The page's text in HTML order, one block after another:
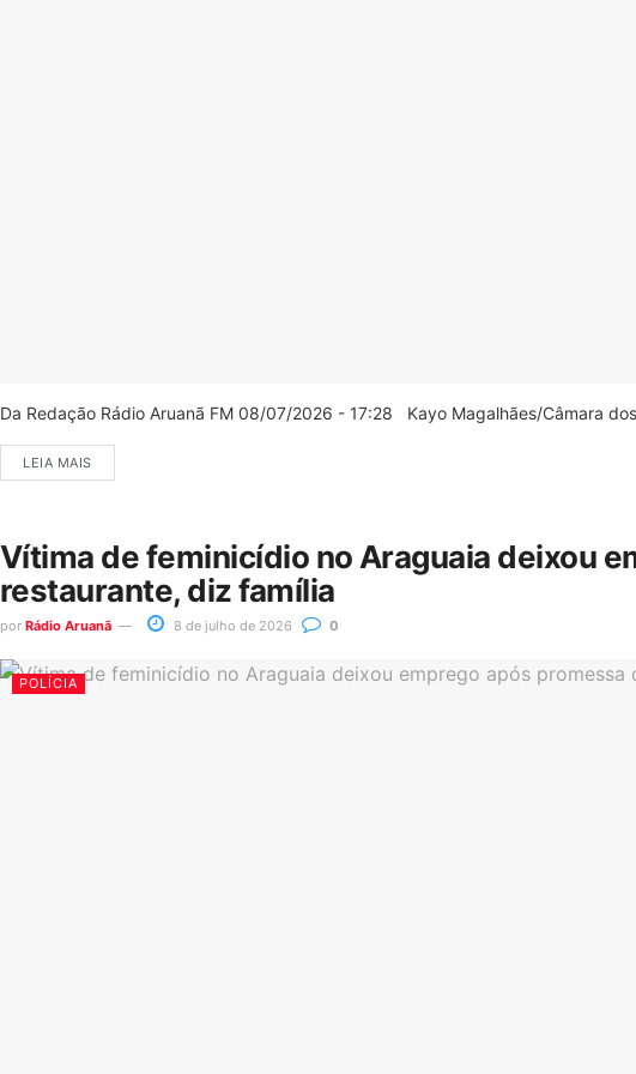
Da Redação Rádio Aruanã FM 08/07/2026 - 17:28 Kayo Magalhães/Câmara
LEIA MAIS
Vítima de feminicídio no Araguaia deixou
restaurante, diz família
por Rádio Aruanã 8 de julho de 2026 0
POLÍCIA